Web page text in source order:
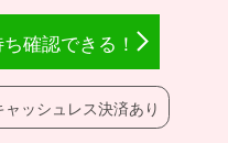
ャッシュレス決済あり
確認できる！